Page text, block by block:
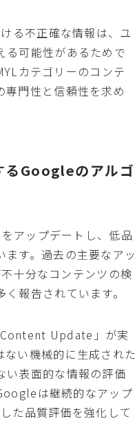
る不正確な情報は、ユ
る可能性があるためで
カテゴリーのコンテ
専門性と信頼性を求め
るGoogleのアルゴ
アップデートし、低品
す。過去の主要なアッ
十分なコンテンツの検
報告されています。
Update」が実
い機械的に生成された
い表面的な情報の評価
は継続的なアップ
た品質評価を強化して